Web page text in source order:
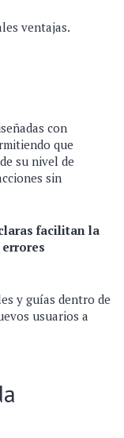
ventajas.
con
que
su nivel de
sin
facilitan la
y guías dentro de
usuarios a